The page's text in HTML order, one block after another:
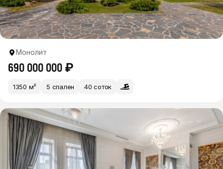
Монолит
690 000 000 ₽
1350 м² 5 спален 40 соток